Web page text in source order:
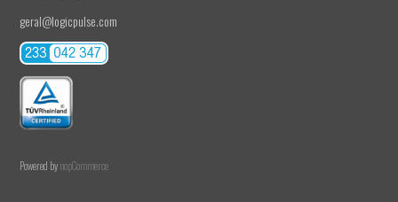
geral@logicpulse.com
Powered bynopCommerce